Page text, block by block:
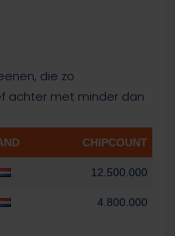
die zo
achter met minder dan
CHIPCOUNT
12.500.000
4.800.000